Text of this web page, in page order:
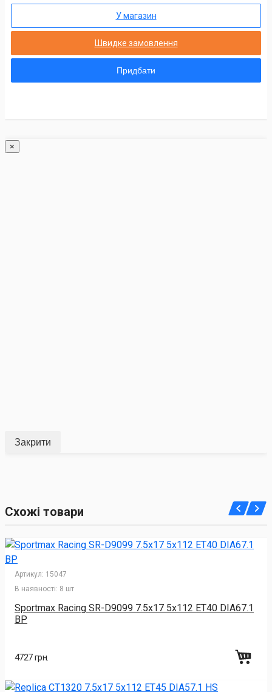
У магазин
Швидке замовлення
Придбати
×
Закрити
Схожі товари
Артикул: 15047
В наявності: 8 шт
Sportmax Racing SR-D9099 7.5x17 5x112 ET40 DIA67.1
BP
4727 грн.